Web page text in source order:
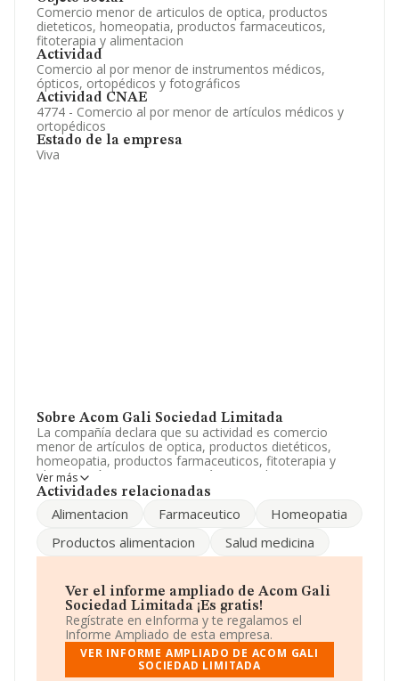
Comercio menor de articulos de optica, productos
dieteticos, homeopatia, productos farmaceuticos,
fitoterapia y alimentacion
Actividad
Comercio al por menor de instrumentos médicos,
ópticos, ortopédicos y fotográficos
Actividad CNAE
4774 - Comercio al por menor de artículos médicos y
ortopédicos
Estado de la empresa
Viva
Sobre Acom Gali Sociedad Limitada
La compañía declara que su actividad es comercio
menor de artículos de optica, productos dietéticos,
homeopatia, productos farmaceuticos, fitoterapia y
alimentación. La empresa está registrada como
Sociedad Limitada. Tiene CNAE: 4774 - 'Comercio al por
establecimientos especializados'. No realiza actividad de
La plantilla permanece igual y teniendo en cuenta la
un número de empleados por debajo de la media de
sector.
Dentro del ranking de empresas elaborado por
INFORMA, atendiendo a los niveles de facturación de la
compañía, se destaca que: en 2024 la empresa ha caído
87 puestos a nivel sectorial pasando a ocupar la
Ver más
Actividades relacionadas
Alimentacion Farmaceutico
Homeopatia
Productos alimentacion
Salud medicina
Ver el informe ampliado de Acom Gali
Sociedad Limitada ¡Es gratis!
Regístrate en eInforma y te regalamos el
Informe Ampliado de esta empresa.
VER INFORME AMPLIADO DE ACOM GALI
SOCIEDAD LIMITADA